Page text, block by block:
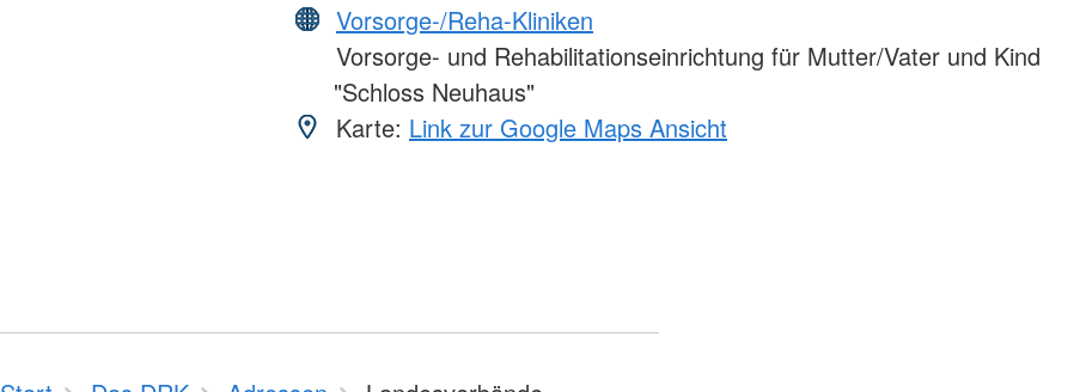
Vorsorge-/Reha-Kliniken
Vorsorge- und Rehabilitationseinrichtung für Mutter/Vater und Kind
"Schloss Neuhaus"
Karte: Link zur Google Maps Ansicht